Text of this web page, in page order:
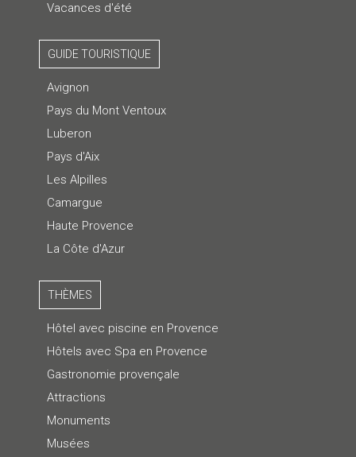
Vacances d'été
GUIDE TOURISTIQUE
Avignon
Pays du Mont Ventoux
Luberon
Pays d'Aix
Les Alpilles
Camargue
Haute Provence
La Côte d'Azur
THÈMES
Hôtel avec piscine en Provence
Hôtels avec Spa en Provence
Gastronomie provençale
Attractions
Monuments
Musées